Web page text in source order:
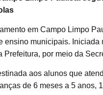
em Campo Limpo
ensino municipais.
Prefeitura, por meio da
aos alunos que
de 6 meses a 5 anos,